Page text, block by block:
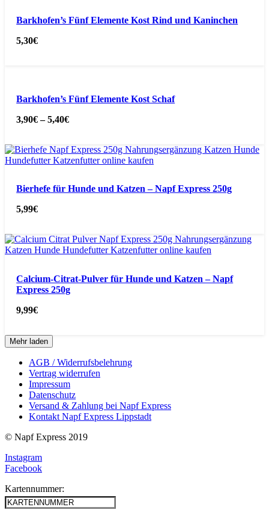
Barkhofen’s Fünf Elemente Kost Rind und Kaninchen
5,30€
Barkhofen’s Fünf Elemente Kost Schaf
3,90€–5,40€
Bierhefe für Hunde und Katzen – Napf Express 250g
5,99€
Calcium-Citrat-Pulver für Hunde und Katzen – Napf
Express 250g
9,99€
Mehr laden
AGB / Widerrufsbelehrung
Vertrag widerrufen
Impressum
Datenschutz
Versand & Zahlung bei Napf Express
Kontakt Napf Express Lippstadt
© Napf Express 2019
Instagram
Facebook
Kartennummer: